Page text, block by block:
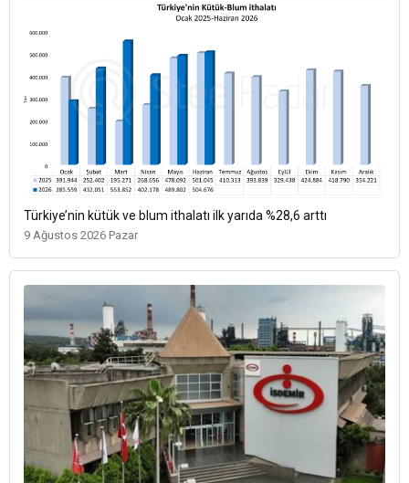
Türkiye’nin kütük ve blum ithalatı ilk yarıda %28,6 arttı
9 Ağustos 2026 Pazar